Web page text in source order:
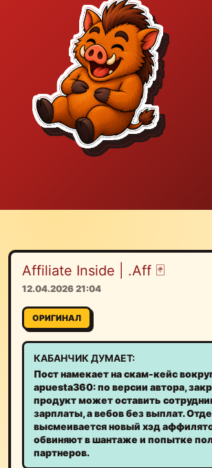
Affiliate Inside | .Aff 🃏
12.04.2026 21:04
ОРИГИНАЛ
КАБАНЧИК ДУМАЕТ:
Пост намекает на скам-кейс
apuesta360: по версии автора,
продукт может оставить
зарплаты, а вебов без выплат.
высмеивается новый хэд
обвиняют в шантаже и попытке
партнеров.